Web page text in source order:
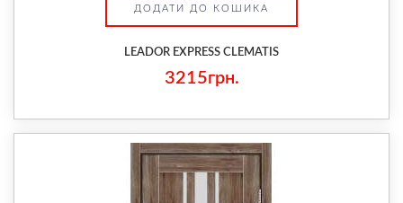
ДОДАТИ ДО КОШИКА
LEADOR EXPRESS CLEMATIS
3215грн.